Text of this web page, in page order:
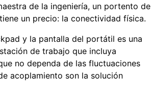
de la ingeniería, un portento de
un precio: la conectividad física.
y la pantalla del portátil es una
de trabajo que incluya
no dependa de las fluctuaciones
acoplamiento son la solución